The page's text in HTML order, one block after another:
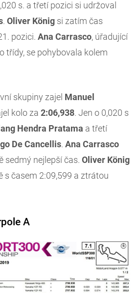
s. a třetí pozici si udržoval
. Oliver König si zatím čas
pozici. Ana Carrasco, úřadující
třídy, se pohybovala kolem
skupiny zajel Manuel
kolo za 2:06,938. Jen o 0,020 s
Hendra Pratama a třetí
De Cancellis. Ana Carrasco
sedmý nejlepší čas. Oliver König
s časem 2:09,599 a ztrátou
A